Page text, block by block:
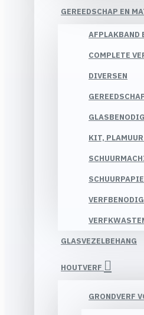
GEREEDSCHAP EN
AFPLAKBAND
COMPLETE
DIVERSEN
KIT,
GLASVEZELBEHANG
HOUTVERF
GRONDVERF